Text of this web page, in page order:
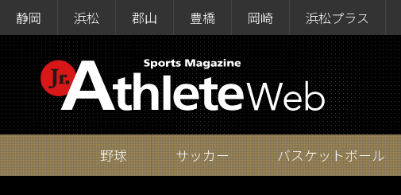
静岡 浜松 郡山 豊橋 岡崎 浜松プラス
野球 サッカー バスケットボール